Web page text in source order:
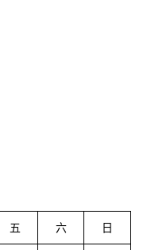
五 六 日